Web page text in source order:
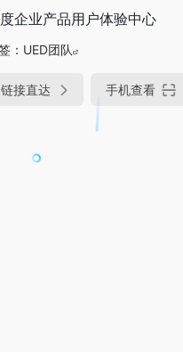
企业产品用户体验中心
： UED团队
链接直达 手机查看